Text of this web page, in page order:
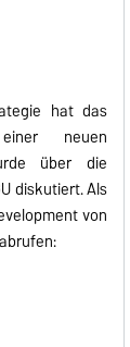
hat das
neuen
über die
diskutiert. Als
von